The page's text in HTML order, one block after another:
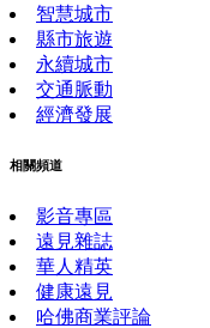
智慧城市
縣市旅遊
永續城市
交通脈動
經濟發展
相關頻道
影音專區
遠見雜誌
華人精英
健康遠見
哈佛商業評論